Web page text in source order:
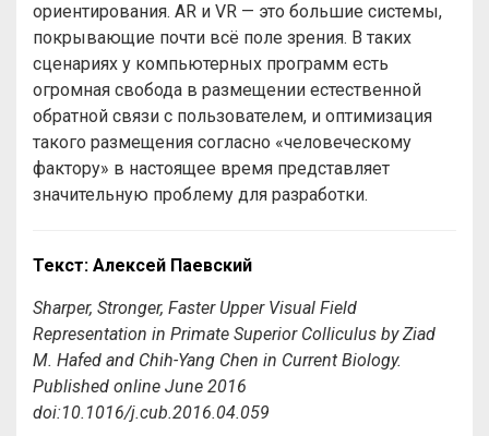
ориентирования. AR и VR — это большие системы,
покрывающие почти всё поле зрения. В таких
сценариях у компьютерных программ есть
огромная свобода в размещении естественной
обратной связи с пользователем, и оптимизация
такого размещения согласно «человеческому
фактору» в настоящее время представляет
значительную проблему для разработки.
Текст: Алексей Паевский
Sharper, Stronger, Faster Upper Visual Field
Representation in Primate Superior Colliculus by Ziad
M. Hafed and Chih-Yang Chen in Current Biology.
Published online June 2016
doi:10.1016/j.cub.2016.04.059